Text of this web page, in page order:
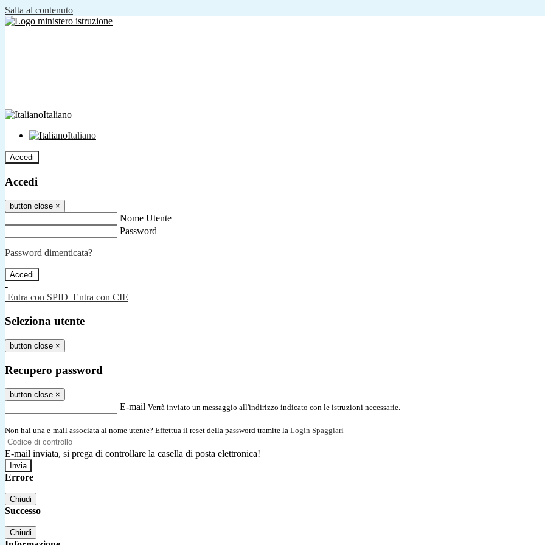
Salta al contenuto
Italiano
Italiano
Accedi
Accedi
button close ×
Nome Utente
Password
Password dimenticata?
-
Entra con SPID Entra con CIE
Seleziona utente
button close ×
Recupero password
button close ×
E-mail Verrà inviato un messaggio all'indirizzo indicato con le istruzioni necessarie.
Non hai una e-mail associata al nome utente? Effettua il reset della password tramite la Login Spaggiari
E-mail inviata, si prega di controllare la casella di posta elettronica!
Errore
Chiudi
Successo
Chiudi